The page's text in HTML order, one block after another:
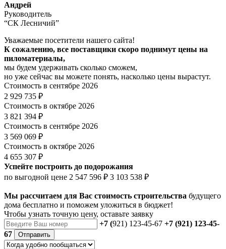
Андрей
Руководитель
“СК Лесничий”
Уважаемые посетители нашего сайта!
К сожалению, все поставщики скоро поднимут цены на
пиломатериалы,
мы будем удерживать сколько сможем,
но уже сейчас вы можете понять, насколько цены вырастут.
Стоимость в сентябре 2026
2 929 735 ₽
Стоимость в октябре 2026
3 821 394 ₽
Стоимость в сентябре 2026
3 569 069 ₽
Стоимость в октябре 2026
4 655 307 ₽
Успейте построить до подорожания
по выгодной цене 2 547 596 ₽ 3 103 538 ₽
Мы рассчитаем для Вас стоимость строительства будущего
дома бесплатно и поможем уложиться в бюджет!
Чтобы узнать точную цену, оставьте заявку
+7 (921) 123-45-67 +7 (921) 123-45-
67
Отправить